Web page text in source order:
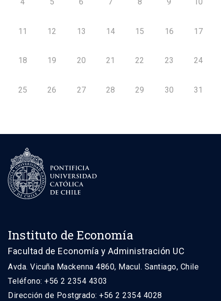
11 12 13 14 15 16 17
18 19 20 21 22 23 24
25 26 27 28 29 30 31
Instituto de Economía
Facultad de Economía y Administración UC
Avda. Vicuña Mackenna 4860, Macul. Santiago, Chile
Teléfono: +56 2 2354 4303
Dirección de Postgrado: +56 2 2354 4028